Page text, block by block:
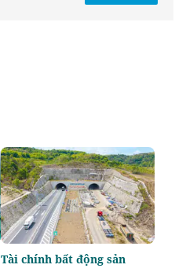
Tài chính bất động sản